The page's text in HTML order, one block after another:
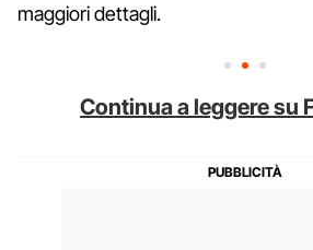
maggiori dettagli.
Continua a leggere su